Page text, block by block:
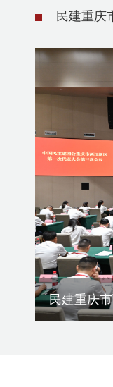
民建重庆
刘伟率课
渝滇民建
刘伟赴云
民建重庆